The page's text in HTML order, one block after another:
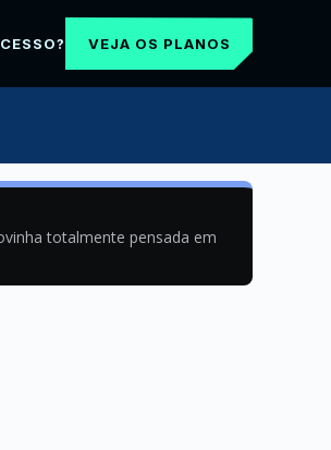
VEJA OS PLANOS
totalmente pensada em